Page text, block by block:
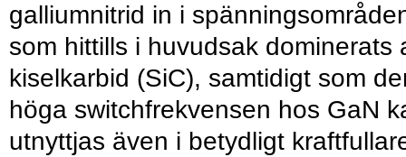
galliumnitrid in i
som hittills i huvudsak dominerats
kiselkarbid (SiC), samtidigt som
höga switchfrekvensen hos GaN
utnyttjas även i betydligt